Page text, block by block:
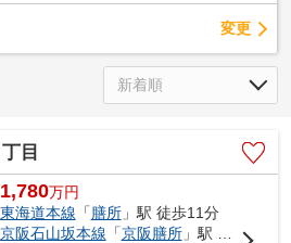
変更
目
1,780万円
東海道本線 「膳所」駅 徒歩11分
京阪石山坂本線 「京阪膳所」駅 徒歩11分